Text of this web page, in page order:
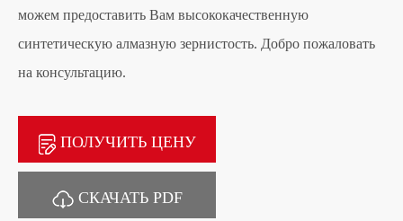
можем предоставить Вам высококачественную
синтетическую алмазную зернистость. Добро пожаловать
на консультацию.
ПОЛУЧИТЬ ЦЕНУ
СКАЧАТЬ PDF